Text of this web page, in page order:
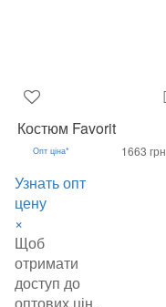
Костюм Favorit
Опт ціна*
Узнать опт
цену
×
Щоб
отримати
доступ до
1663 грн